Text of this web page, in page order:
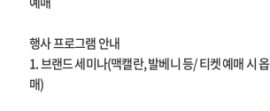
행사 프로그램 안내
1. 브랜드 세미나(맥캘란, 발베니 등/ 티켓 예매 시
매)